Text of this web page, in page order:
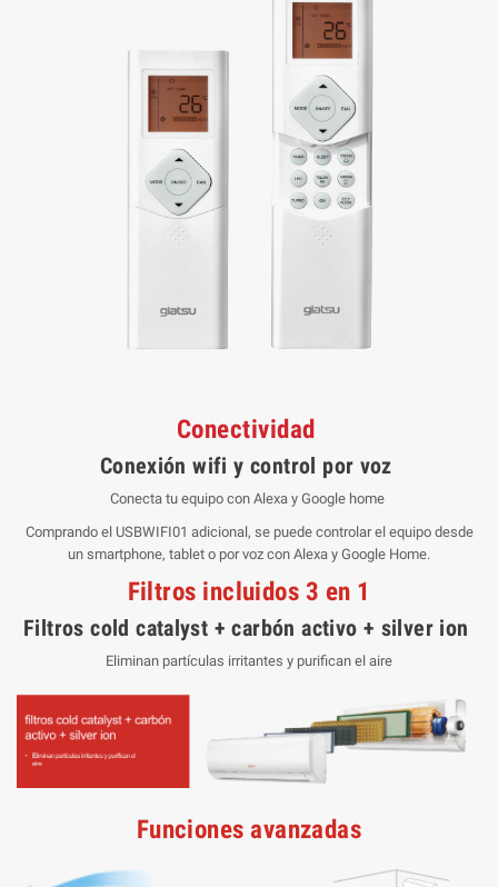
Conectividad
Conexión wifi y control por voz
Conecta tu equipo con Alexa y Google home
Comprando el USBWIFI01 adicional, se puede controlar el equipo desde
un smartphone, tablet o por voz con Alexa y Google Home.
Filtros incluidos 3 en 1
Filtros cold catalyst + carbón activo + silver ion
Eliminan partículas irritantes y purifican el aire
Funciones avanzadas